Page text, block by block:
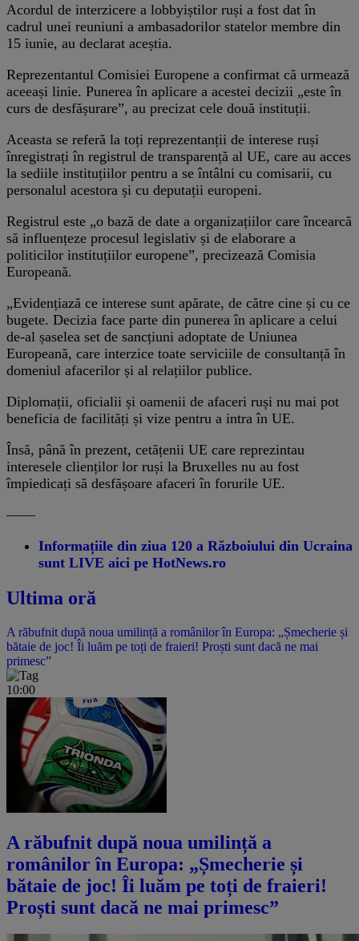
Acordul de interzicere a lobbyiștilor ruși a fost dat în
cadrul unei reuniuni a ambasadorilor statelor membre din
15 iunie, au declarat aceștia.
Reprezentantul Comisiei Europene a confirmat că urmează
aceeași linie. Punerea în aplicare a acestei decizii „este în
curs de desfășurare”, au precizat cele două instituții.
Aceasta se referă la toți reprezentanții de interese ruși
înregistrați în registrul de transparență al UE, care au acces
la sediile instituțiilor pentru a se întâlni cu comisarii, cu
personalul acestora și cu deputații europeni.
Registrul este „o bază de date a organizațiilor care încearcă
să influențeze procesul legislativ și de elaborare a
politicilor instituțiilor europene”, precizează Comisia
Europeană.
„Evidențiază ce interese sunt apărate, de către cine și cu ce
bugete. Decizia face parte din punerea în aplicare a celui
de-al șaselea set de sancțiuni adoptate de Uniunea
Europeană, care interzice toate serviciile de consultanță în
domeniul afacerilor și al relațiilor publice.
Diplomații, oficialii și oamenii de afaceri ruși nu mai pot
beneficia de facilități și vize pentru a intra în UE.
Însă, până în prezent, cetățenii UE care reprezintau
interesele clienților lor ruși la Bruxelles nu au fost
împiedicați să desfășoare afaceri în forurile UE.
––––
Informațiile din ziua 120 a Războiului din Ucraina
sunt LIVE aici pe HotNews.ro
Ultima oră
A răbufnit după noua umilință a românilor în Europa: „Șmecherie și
bătaie de joc! Îi luăm pe toți de fraieri! Proști sunt dacă ne mai
primesc”
10:00
A răbufnit după noua umilință a
românilor în Europa: „Șmecherie și
bătaie de joc! Îi luăm pe toți de fraieri!
Proști sunt dacă ne mai primesc”